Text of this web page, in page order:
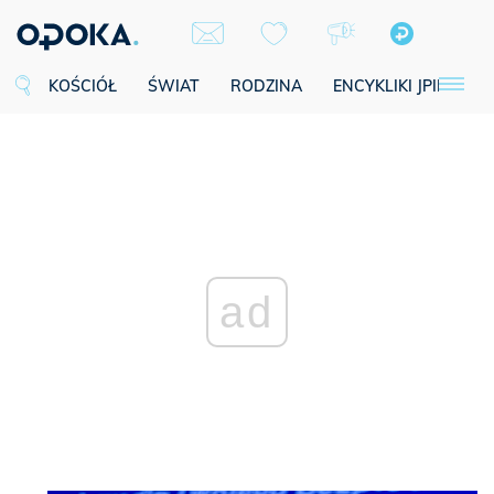
KOŚCIÓŁ ŚWIAT RODZINA ENCYKLIKI JPII
ad